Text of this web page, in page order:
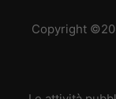
Copyright